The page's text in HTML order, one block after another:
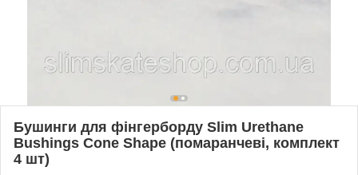
Бушинги для фінгерборду Slim Urethane
Bushings Cone Shape (помаранчеві, комплект
4 шт)